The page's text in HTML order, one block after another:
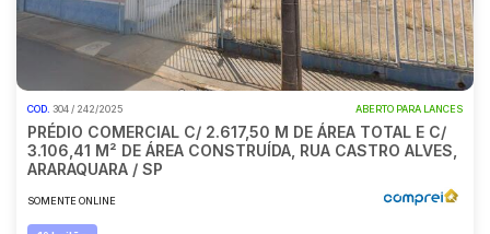
COD. 304 / 242/2025 ABERTO PARA LANCES
PRÉDIO COMERCIAL C/ 2.617,50 M DE ÁREA TOTAL E C/
3.106,41 M² DE ÁREA CONSTRUÍDA, RUA CASTRO ALVES,
ARARAQUARA / SP
SOMENTE ONLINE